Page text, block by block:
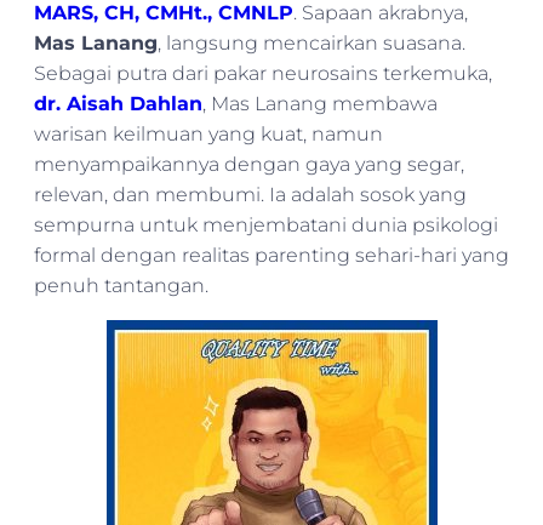
MARS, CH, CMHt., CMNLP. Sapaan akrabnya,
Mas Lanang, langsung mencairkan suasana.
Sebagai putra dari pakar neurosains terkemuka,
dr. Aisah Dahlan, Mas Lanang membawa
warisan keilmuan yang kuat, namun
menyampaikannya dengan gaya yang segar,
relevan, dan membumi. Ia adalah sosok yang
sempurna untuk menjembatani dunia psikologi
formal dengan realitas parenting sehari-hari yang
penuh tantangan.